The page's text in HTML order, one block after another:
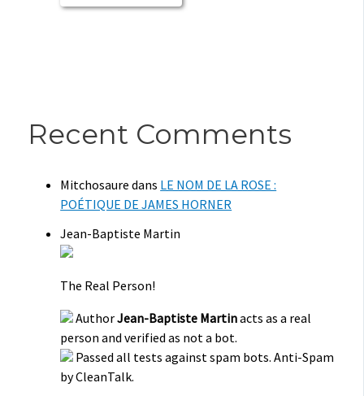
Recent Comments
Mitchosaure dans LE NOM DE LA ROSE :
POÉTIQUE DE JAMES HORNER
Jean-Baptiste Martin
The Real Person!
AuthorJean-Baptiste Martinacts as a real
person and verified as not a bot.
Passed all tests against spam bots. Anti-Spam
by CleanTalk.